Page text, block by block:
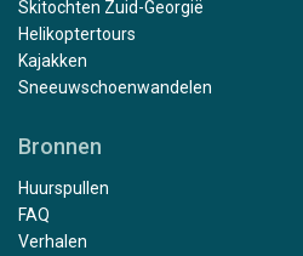
Skitochten Zuid-Georgië
Helikoptertours
Kajakken
Sneeuwschoenwandelen
Bronnen
Huurspullen
FAQ
Verhalen